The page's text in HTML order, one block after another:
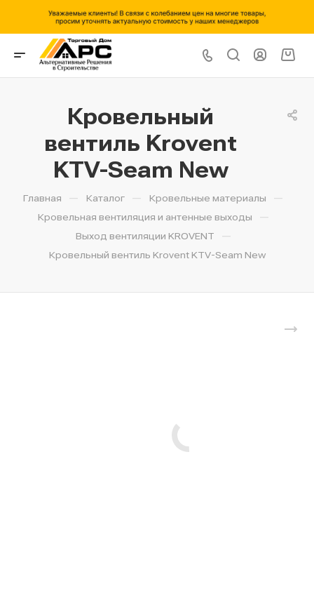
Кровельный
вентиль Krovent
KTV-Seam New
Главная — Каталог — Кровельные материалы —
Кровельная вентиляция и антенные выходы —
Выход вентиляции KROVENT —
Кровельный вентиль Krovent KTV-Seam New